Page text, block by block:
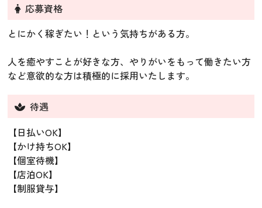
応募資格
とにかく稼ぎたい！という気持ちがある方。
人を癒やすことが好きな方、やりがいをもって働きたい方
など意欲的な方は積極的に採用いたします。
待遇
【日払いOK】
【かけ持ちOK】
【個室待機】
【店泊OK】
【制服貸与】